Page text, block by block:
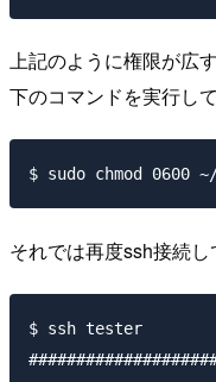
上記のように権限が広
下のコマンドを実行して
それでは再度ssh接続し
$ ssh tester